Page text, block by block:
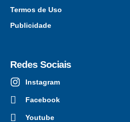
Termos de Uso
Publicidade
Redes Sociais
Instagram
Facebook
Youtube